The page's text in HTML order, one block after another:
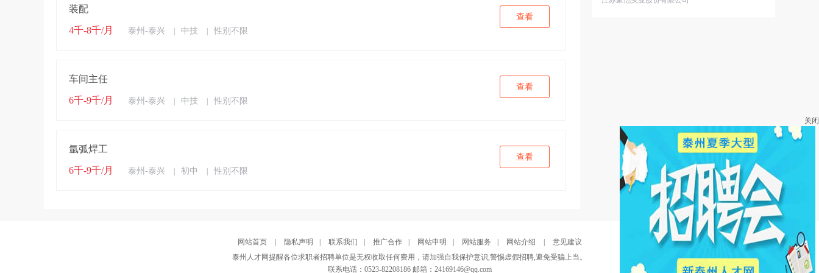
装配
4千-8千/月 泰州-泰兴 中技 性别不限
查看
车间主任
6千-9千/月 泰州-泰兴 中技 性别不限
查看
氩弧焊工
6千-9千/月 泰州-泰兴 初中 性别不限
查看
网站首页 隐私声明 联系我们 推广合作 网站申明 网站服务 网站介绍
意见建议
泰州人才网提醒各位求职者招聘单位是无权收取任何费用，请加强自我保护意识,警惕虚假招聘,避免受骗上当。
联系电话：0523-82208186 邮箱：24169146@qq.com
关闭